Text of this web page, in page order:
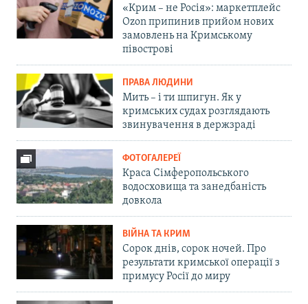
«Крим – не Росія»: маркетплейс
Ozon припинив прийом нових
замовлень на Кримському
півострові
ПРАВА ЛЮДИНИ
Мить – і ти шпигун. Як у
кримських судах розглядають
звинувачення в держзраді
ФОТОГАЛЕРЕЇ
Краса Сімферопольського
водосховища та занедбаність
довкола
ВІЙНА ТА КРИМ
Сорок днів, сорок ночей. Про
результати кримської операції з
примусу Росії до миру